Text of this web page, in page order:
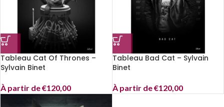
Tableau Cat Of Thrones –
Sylvain Binet
À partir de€120,00
Tableau Bad Cat – Sylvain
Binet
À partir de€120,00